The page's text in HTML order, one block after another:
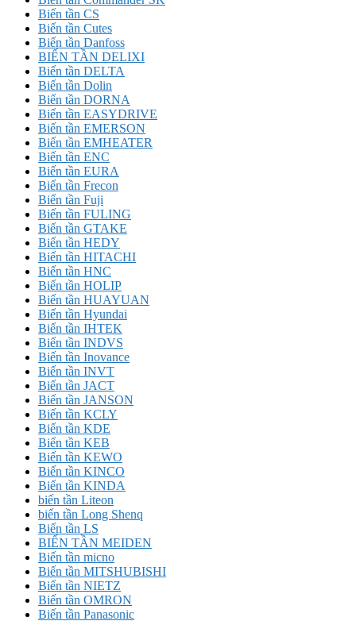
Biến tần CS
Biến tần Cutes
Biến tần Danfoss
BIẾN TẦN DELIXI
Biến tần DELTA
Biến tần Dolin
Biến tần DORNA
Biến tần EASYDRIVE
Biến tần EMERSON
Biến tần EMHEATER
Biến tần ENC
Biến tần EURA
Biến tần Frecon
Biến tần Fuji
Biến tần FULING
Biến tần GTAKE
Biến tần HEDY
Biến tần HITACHI
Biến tần HNC
Biến tần HOLIP
Biến tần HUAYUAN
Biến tần Hyundai
Biến tần IHTEK
Biến tần INDVS
Biến tần Inovance
Biến tần INVT
Biến tần JACT
Biến tần JANSON
Biến tần KCLY
Biến tần KDE
Biến tần KEB
Biến tần KEWO
Biến tần KINCO
Biến tần KINDA
biến tần Liteon
biến tần Long Shenq
Biến tần LS
BIẾN TẦN MEIDEN
Biến tần micno
Biến tần MITSHUBISHI
Biến tần NIETZ
Biến tần OMRON
Biến tần Panasonic